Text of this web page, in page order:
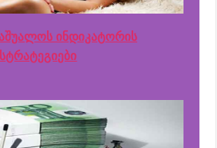
ინდიკატორის
სტრატეგიები